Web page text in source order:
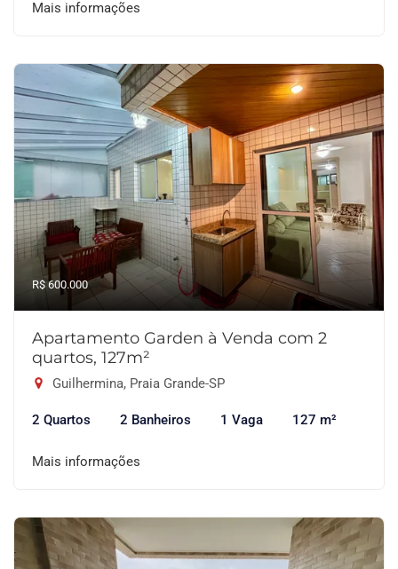
Mais informações
R$ 600.000
Apartamento Garden à Venda com 2
quartos, 127m²
Guilhermina, Praia Grande-SP
2 Quartos 2 Banheiros 1 Vaga 127 m²
Mais informações